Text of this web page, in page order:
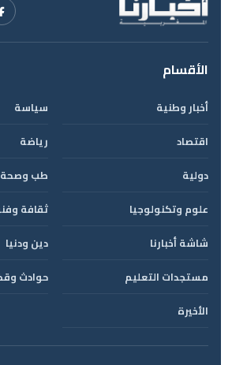
الأقسام
أخبار وطنية
سياسة
اقتصاد
رياضة
دولية
طب وصحة
علوم وتكنولوجيا
ثقافة
شاشة أخبارنا
دين ودنيا
مستجدات التعليم
حوادث
الأخيرة